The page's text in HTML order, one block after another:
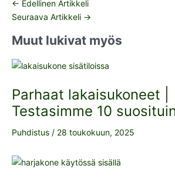
← Edellinen Artikkeli
Seuraava Artikkeli →
Muut lukivat myös
Parhaat lakaisukoneet |
Testasimme 10
Puhdistus / 28 toukokuun, 2025